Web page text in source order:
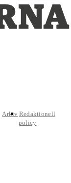
Arkiv Redaktionell
policy